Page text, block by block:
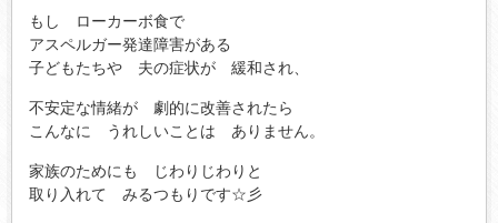
もし ローカーボ食で
アスペルガー発達障害がある
子どもたちや 夫の症状が 緩和され、
不安定な情緒が 劇的に改善されたら
こんなに うれしいことは ありません。
家族のためにも じわりじわりと
取り入れて みるつもりです☆彡